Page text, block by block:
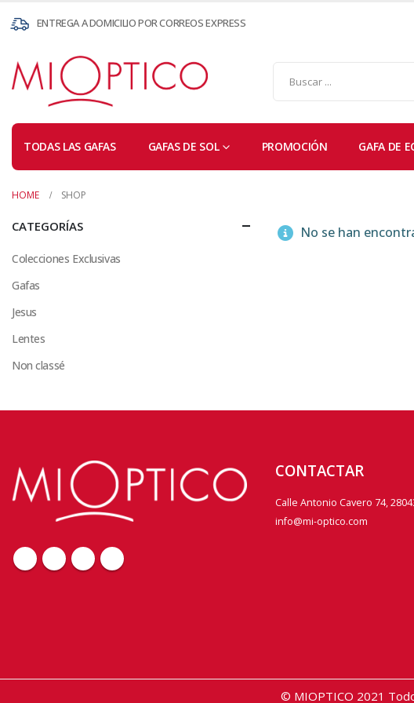
ENTREGA A DOMICILIO POR CORREOS EXPRESS
TODAS LAS GAFAS GAFAS DE SOL PROMOCIÓN GAFA DE
HOME SHOP
No se han
CATEGORÍAS
Colecciones Exclusivas
Gafas
Jesus
Lentes
Non classé
CONTACTAR
Calle Antonio Cavero 74,
info@mi-optico.com
© MIOPTICO 2021